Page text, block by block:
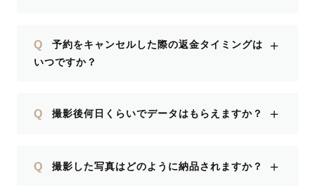
Q
予約をキャンセルした際の返金タイミングは
いつですか？
＋
Q 撮影後何日くらいでデータはもらえますか？ ＋
Q 撮影した写真はどのように納品されますか？ ＋